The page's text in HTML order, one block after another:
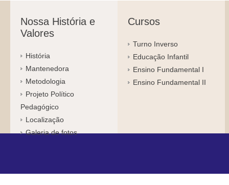
Nossa História e
Valores
História
Mantenedora
Metodologia
Projeto Político
Pedagógico
Localização
Galeria de fotos
Cursos
Turno Inverso
Educação Infantil
Ensino Fundamental I
Ensino Fundamental II